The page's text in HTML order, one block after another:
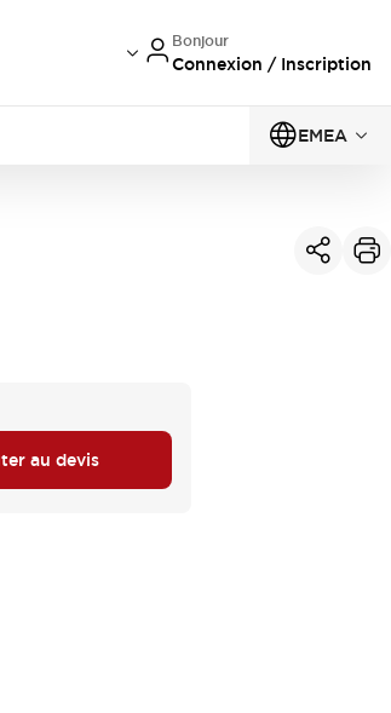
Bonjour
Connexion / Inscription
EMEA
au devis